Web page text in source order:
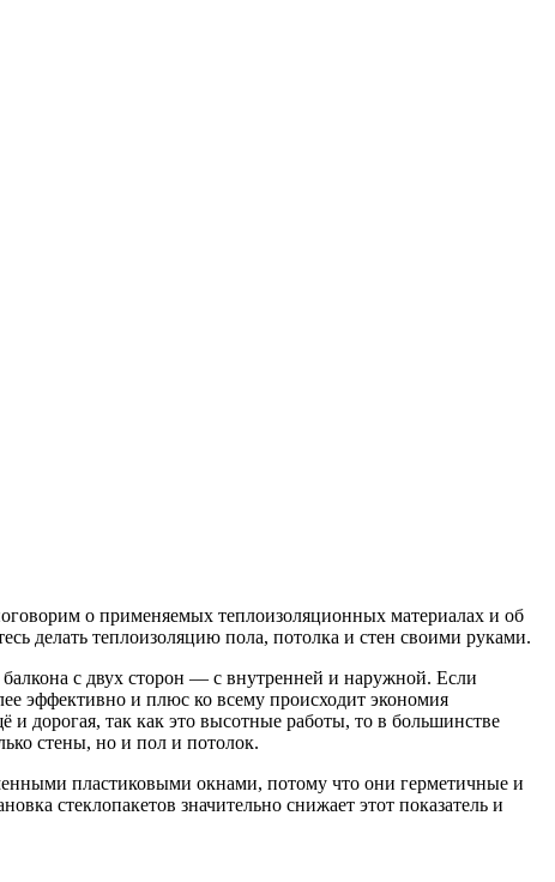
о применяемых теплоизоляционных материалах и об
делать теплоизоляцию пола, потолка и стен своими руками.
с двух сторон — с внутренней и наружной. Если
эффективно и плюс ко всему происходит экономия
дорогая, так как это высотные работы, то в большинстве
стены, но и пол и потолок.
пластиковыми окнами, потому что они герметичные и
стеклопакетов значительно снижает этот показатель и